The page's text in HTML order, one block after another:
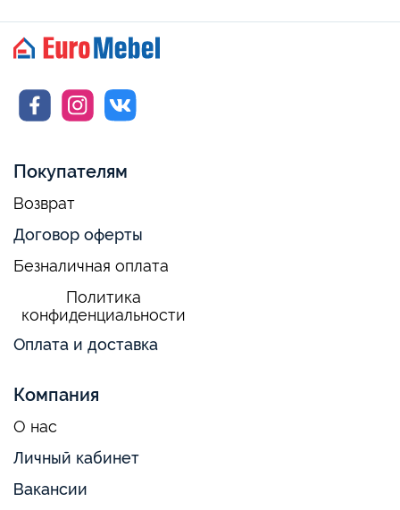
Покупателям
Возврат
Договор оферты
Безналичная оплата
Политика
конфиденциальности
Оплата и доставка
Компания
О нас
Личный кабинет
Вакансии